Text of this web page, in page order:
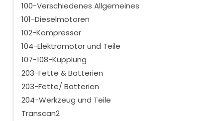
100-Verschiedenes Allgemeines
101-Dieselmotoren
102-Kompressor
104-Elektromotor und Teile
107-108-Kupplung
203-Fette & Batterien
203-Fette/ Batterien
204-Werkzeug und Teile
Transcan2